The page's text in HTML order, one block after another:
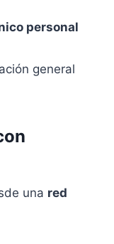
personal
general
una red